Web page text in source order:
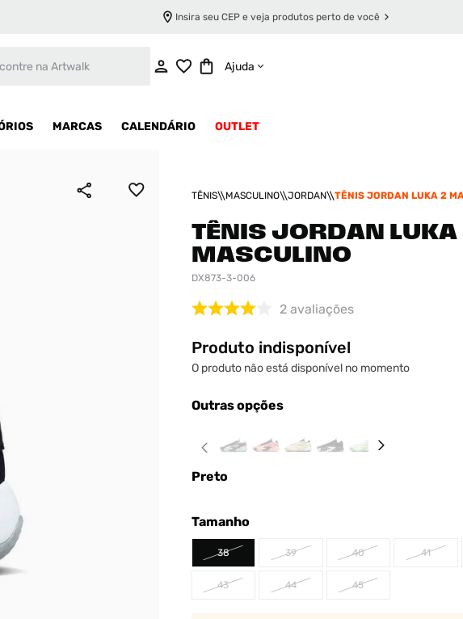
Insira seu CEP e veja produtos perto de você
Ajuda
MARCAS CALENDÁRIO OUTLET
TÊNIS MASCULINO JORDAN TÊNIS JORDAN LUKA 2
TÊNIS JORDAN LUKA
MASCULINO
DX873-3-006
2 avaliações
Produto indisponível
O produto não está disponível no momento
Outras opções
Preto
Tamanho
38 39 40 41
43 44 45